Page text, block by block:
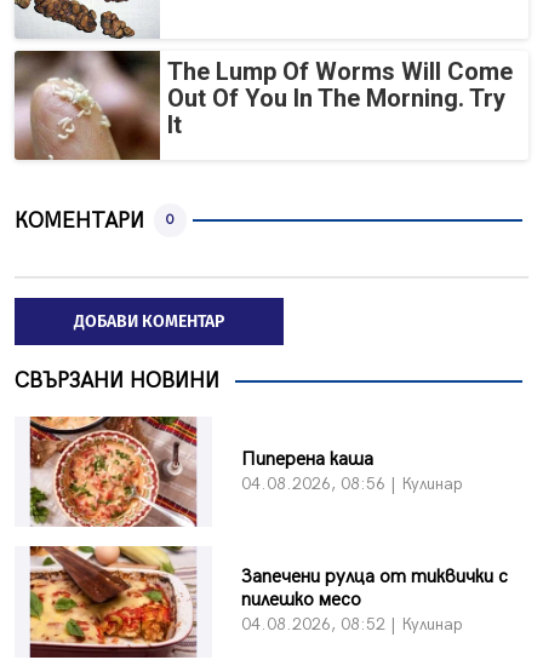
The Lump Of Worms Will Come
Out Of You In The Morning. Try
It
КОМЕНТАРИ 0
ДОБАВИ КОМЕНТАР
СВЪРЗАНИ НОВИНИ
Пиперена каша
04.08.2026, 08:56 | Кулинар
Запечени рулца от тиквички с
пилешко месо
04.08.2026, 08:52 | Кулинар